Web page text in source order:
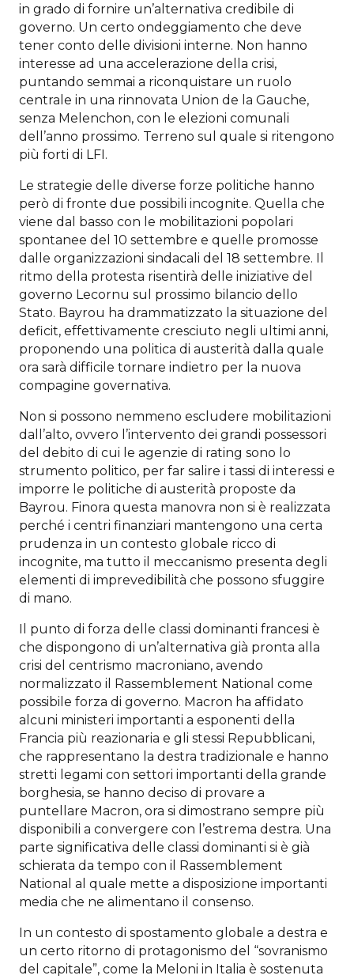
in grado di fornire un’alternativa credibile di
governo. Un certo ondeggiamento che deve
tener conto delle divisioni interne. Non hanno
interesse ad una accelerazione della crisi,
puntando semmai a riconquistare un ruolo
centrale in una rinnovata Union de la Gauche,
senza Melenchon, con le elezioni comunali
dell’anno prossimo. Terreno sul quale si ritengono
più forti di LFI.
Le strategie delle diverse forze politiche hanno
però di fronte due possibili incognite. Quella che
viene dal basso con le mobilitazioni popolari
spontanee del 10 settembre e quelle promosse
dalle organizzazioni sindacali del 18 settembre. Il
ritmo della protesta risentirà delle iniziative del
governo Lecornu sul prossimo bilancio dello
Stato. Bayrou ha drammatizzato la situazione del
deficit, effettivamente cresciuto negli ultimi anni,
proponendo una politica di austerità dalla quale
ora sarà difficile tornare indietro per la nuova
compagine governativa.
Non si possono nemmeno escludere mobilitazioni
dall’alto, ovvero l’intervento dei grandi possessori
del debito di cui le agenzie di rating sono lo
strumento politico, per far salire i tassi di interessi e
imporre le politiche di austerità proposte da
Bayrou. Finora questa manovra non si è realizzata
perché i centri finanziari mantengono una certa
prudenza in un contesto globale ricco di
incognite, ma tutto il meccanismo presenta degli
elementi di imprevedibilità che possono sfuggire
di mano.
Il punto di forza delle classi dominanti francesi è
che dispongono di un’alternativa già pronta alla
crisi del centrismo macroniano, avendo
normalizzato il Rassemblement National come
possibile forza di governo. Macron ha affidato
alcuni ministeri importanti a esponenti della
Francia più reazionaria e gli stessi Repubblicani,
che rappresentano la destra tradizionale e hanno
stretti legami con settori importanti della grande
borghesia, se hanno deciso di provare a
puntellare Macron, ora si dimostrano sempre più
disponibili a convergere con l’estrema destra. Una
parte significativa delle classi dominanti si è già
schierata da tempo con il Rassemblement
National al quale mette a disposizione importanti
media che ne alimentano il consenso.
In un contesto di spostamento globale a destra e
un certo ritorno di protagonismo del “sovranismo
del capitale”, come la Meloni in Italia è sostenuta